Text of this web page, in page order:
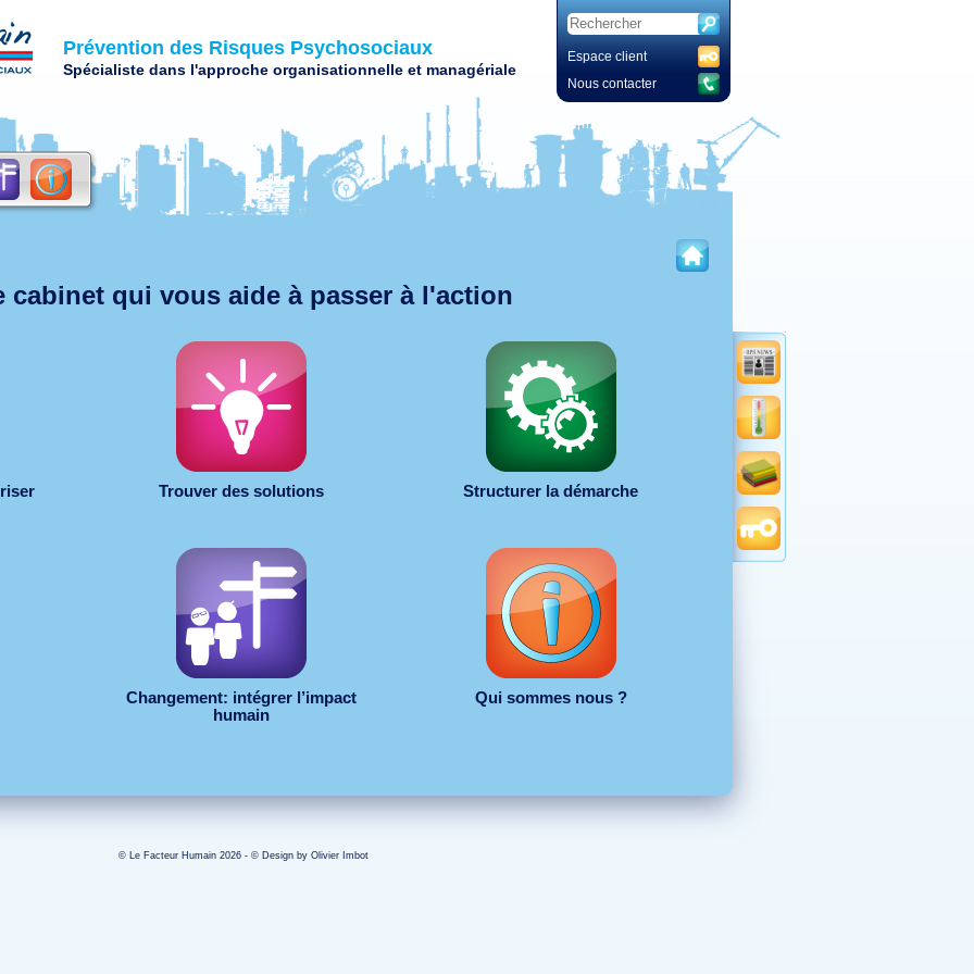
Prévention des Risques Psychosociaux
Spécialiste dans l'approche organisationnelle et managériale
Espace client
Nous contacter
cabinet qui vous aide à passer à l'action
Trouver des solutions Structurer la démarche
Changement: intégrer l’impact
humain
Qui sommes nous ?
© Le Facteur Humain 2026 - © Design by Olivier Imbot